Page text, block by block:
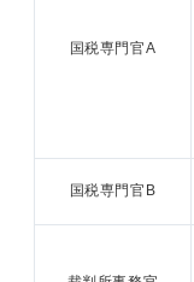
国税専門官A
国税専門官B